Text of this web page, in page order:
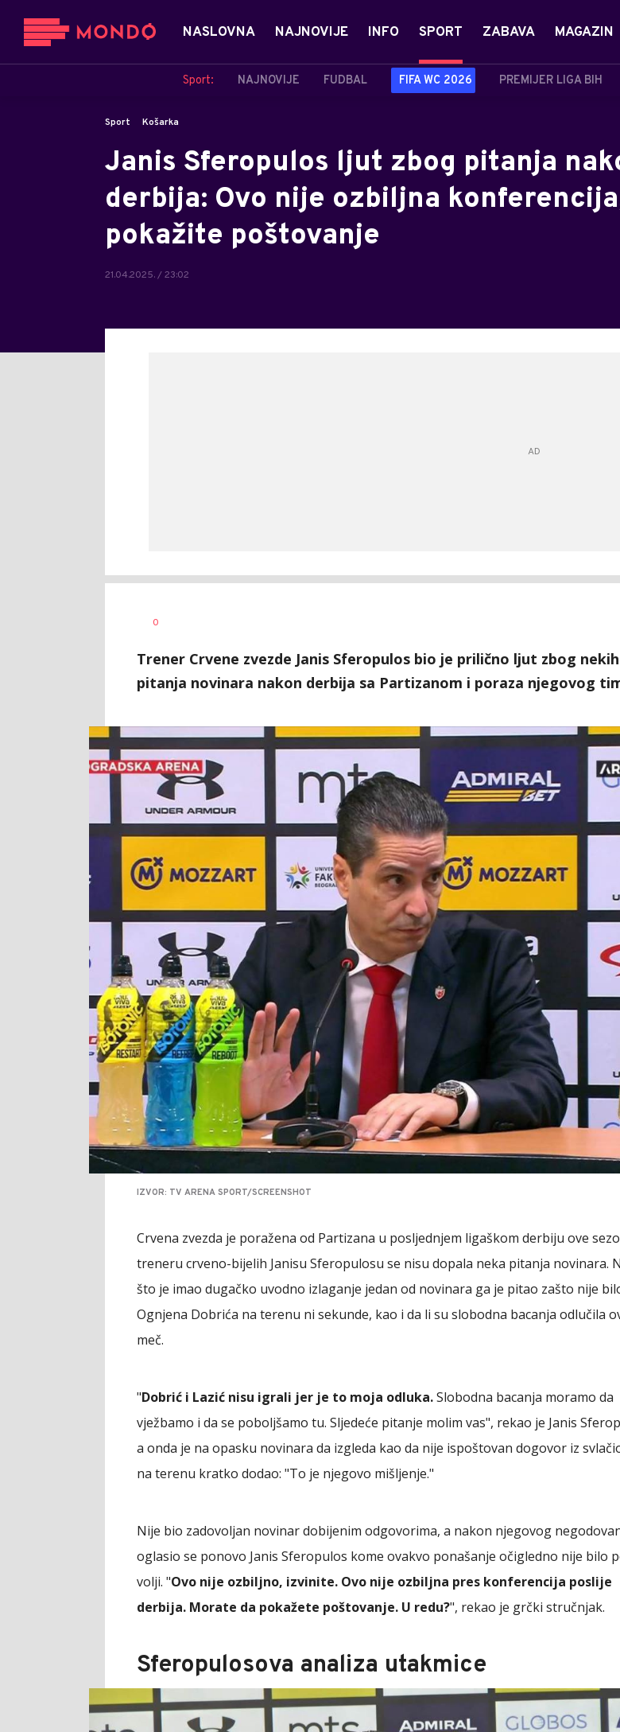
NASLOVNA NAJNOVIJE INFO SPORT
Sport: NAJNOVIJE FUDBAL FIFA WC 2026 PREMIJER LIGA BIH
ZABAVA MAGAZIN
Sport Košarka
Janis Sferopulos ljut zbog pitanja
derbija: Ovo nije ozbiljna
pokažite poštovanje
21.04.2025. / 23:02
AUTOR
0
Trener Crvene zvezde Janis Sferopulos bio je prilično ljut zbog nekih
pitanja novinara nakon derbija sa Partizanom i poraza njegovog
IZVOR: TV ARENA SPORT/SCREENSHOT
Crvena zvezda je poražena od Partizana u posljednjem ligaškom derbiju ove
treneru crveno-bijelih Janisu Sferopulosu se nisu dopala neka pitanja novinara.
što je imao dugačko uvodno izlaganje jedan od novinara ga je pitao zašto nije
Ognjena Dobrića na terenu ni sekunde, kao i da li su slobodna bacanja odlučila
meč.
"Dobrić i Lazić nisu igrali jer je to moja odluka.Slobodna bacanja moramo da
vježbamo i da se poboljšamo tu. Sljedeće pitanje molim vas", rekao je Janis
a onda je na opasku novinara da izgleda kao da nije ispoštovan dogovor iz
na terenu kratko dodao: "To je njegovo mišljenje."
Nije bio zadovoljan novinar dobijenim odgovorima, a nakon njegovog
oglasio se ponovo Janis Sferopulos kome ovakvo ponašanje očigledno nije bilo
volji. "Ovo nije ozbiljno, izvinite. Ovo nije ozbiljna pres konferencija poslije
derbija. Morate da pokažete poštovanje. U redu?", rekao je grčki stručnjak.
Sferopulosova analiza utakmice